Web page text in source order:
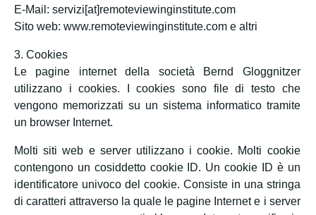
E-Mail: servizi[at]remoteviewinginstitute.com
Sito web: www.remoteviewinginstitute.com e altri
3. Cookies
Le pagine internet della società Bernd Gloggnitzer
utilizzano i cookies. I cookies sono file di testo che
vengono memorizzati su un sistema informatico tramite
un browser Internet.
Molti siti web e server utilizzano i cookie. Molti cookie
contengono un cosiddetto cookie ID. Un cookie ID è un
identificatore univoco del cookie. Consiste in una stringa
di caratteri attraverso la quale le pagine Internet e i server